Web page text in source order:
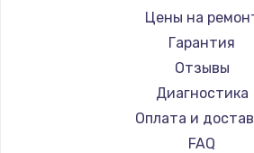
Ремонт
Ремонт ноутбуков
Ремонт ноутбуков
Ремонт ноутбуков
Ремонт ноутбуков
Ремонт ноутбуков
Gigabyte
Aorus
Maibenben
Getac
Epson
Philips
Цены на
Гарантия
Отзывы
Диагностика
Оплата и
FAQ